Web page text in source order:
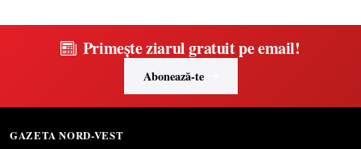
Primește ziarul gratuit pe email!
Abonează-te
GAZETA NORD-VEST